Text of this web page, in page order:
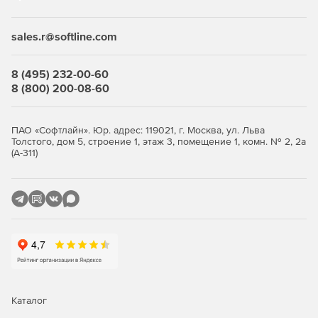
нужны, и не переплачивает за ненужные ему элементы
использовать.
Если необходимо обеспечить централизованное
управление защитой рабочих станций, требуется
лицензирование Центра управления Dr.Web Enterprise
нескольких компьютеров, до распределенных интранет-
администрирование защиты файловых серверов и
серверов приложений (включая терминальные серверы),
sales.r@softline.com
8 (495) 232-00-60
8 (800) 200-08-60
ПАО «Софтлайн». Юр. адрес: 119021, г. Москва, ул. Льва
Толстого, дом 5, строение 1, этаж 3, помещение 1, комн. № 2, 2а
(А-311)
Каталог